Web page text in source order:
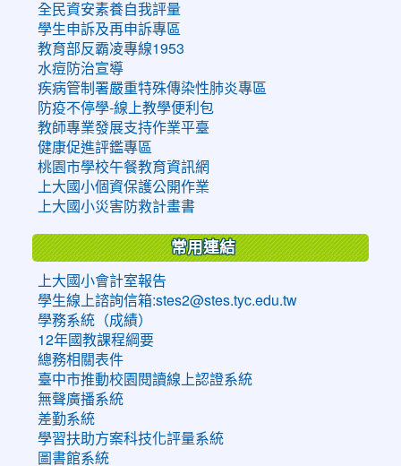
全民資安素養自我評量
學生申訴及再申訴專區
教育部反霸凌專線1953
水痘防治宣導
疾病管制署嚴重特殊傳染性肺炎專區
防疫不停學-線上教學便利包
教師專業發展支持作業平臺
健康促進評鑑專區
桃園市學校午餐教育資訊網
上大國小個資保護公開作業
上大國小災害防救計畫書
常用連結
上大國小會計室報告
學生線上諮詢信箱:stes2@stes.tyc.edu.tw
學務系統（成績）
12年國教課程綱要
總務相關表件
臺中市推動校園閱讀線上認證系統
無聲廣播系統
差勤系統
學習扶助方案科技化評量系統
圖書館系統